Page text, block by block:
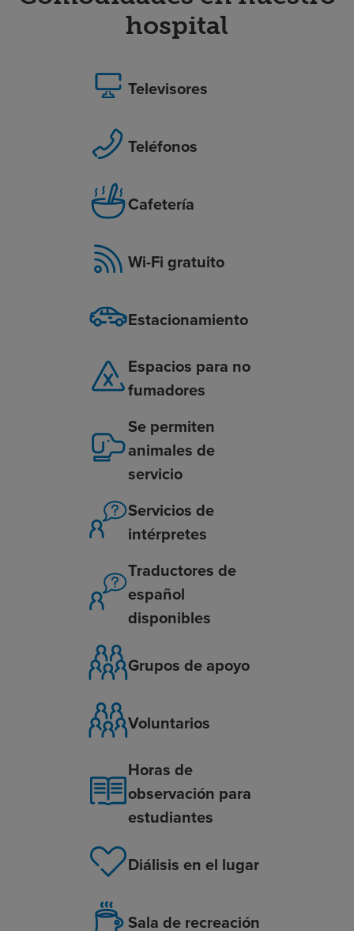
hospital
Televisores
Teléfonos
Cafetería
Wi-Fi gratuito
Estacionamiento
Espacios para no
fumadores
Se permiten
animales de
servicio
Servicios de
intérpretes
Traductores de
español
disponibles
Grupos de apoyo
Voluntarios
Horas de
observación para
estudiantes
Diálisis en el lugar
Sala de recreación